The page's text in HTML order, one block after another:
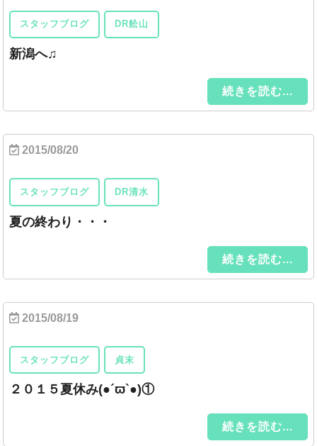
スタッフブログ DR舩山
新潟へ♫
続きを読む...
2015/08/20
スタッフブログ DR清水
夏の終わり・・・
続きを読む...
2015/08/19
スタッフブログ 貞末
２０１５夏休み(●´ϖ`●)①
続きを読む...